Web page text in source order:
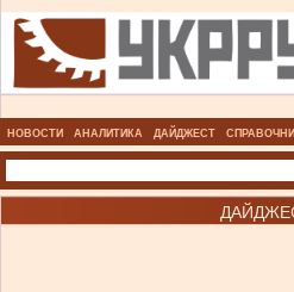
НОВОСТИ АНАЛИТИКА ДАЙДЖЕСТ